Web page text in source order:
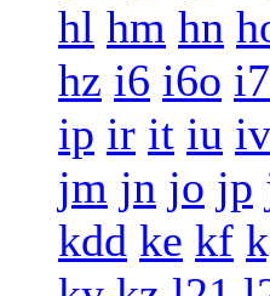
hl hm hn
hz i6 i6o
ip ir it iu iv
jm jn jo jp
kdd ke kf